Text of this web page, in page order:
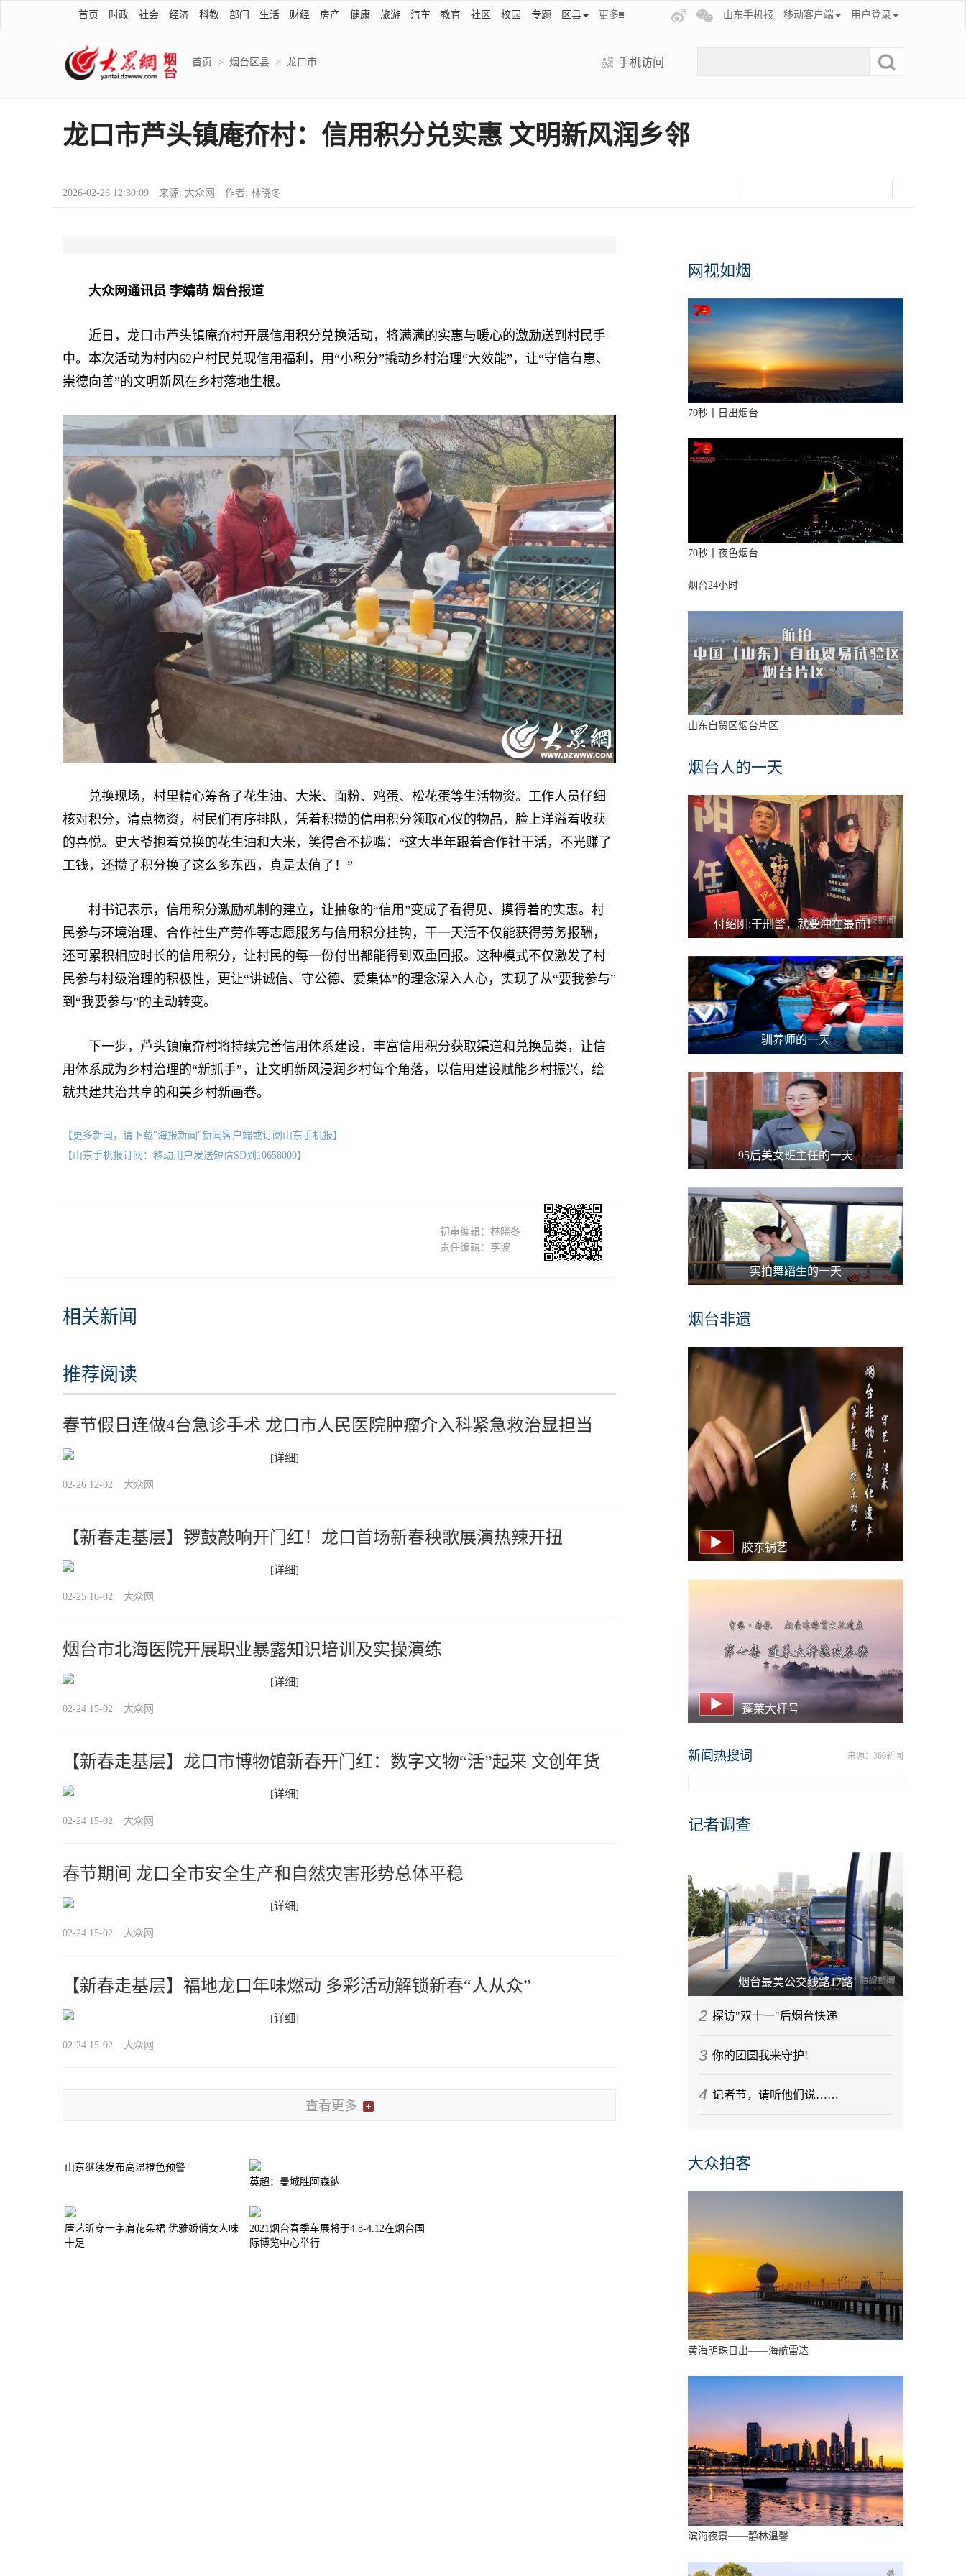
首页 时政 社会 经济 科教 部门 生活 财经 房产 健康 旅游 汽车 教育 社区 校园 专题 区县 更多 山东手机报 移动客户端 用户登录
首页 > 烟台区县 > 龙口市 手机访问
龙口市芦头镇庵夼村：信用积分兑实惠 文明新风润乡邻
2026-02-26 12:30:09 来源: 大众网 作者: 林晓冬
大众网通讯员 李婧萌 烟台报道
近日，龙口市芦头镇庵夼村开展信用积分兑换活动，将满满的实惠与暖心的激励送到村民手
中。本次活动为村内62户村民兑现信用福利，用“小积分”撬动乡村治理“大效能”，让“守信有惠、
崇德向善”的文明新风在乡村落地生根。
兑换现场，村里精心筹备了花生油、大米、面粉、鸡蛋、松花蛋等生活物资。工作人员仔细
核对积分，清点物资，村民们有序排队，凭着积攒的信用积分领取心仪的物品，脸上洋溢着收获
的喜悦。史大爷抱着兑换的花生油和大米，笑得合不拢嘴：“这大半年跟着合作社干活，不光赚了
工钱，还攒了积分换了这么多东西，真是太值了！”
村书记表示，信用积分激励机制的建立，让抽象的“信用”变成了看得见、摸得着的实惠。村
民参与环境治理、合作社生产劳作等志愿服务与信用积分挂钩，干一天活不仅能获得劳务报酬，
还可累积相应时长的信用积分，让村民的每一份付出都能得到双重回报。这种模式不仅激发了村
民参与村级治理的积极性，更让“讲诚信、守公德、爱集体”的理念深入人心，实现了从“要我参与”
到“我要参与”的主动转变。
下一步，芦头镇庵夼村将持续完善信用体系建设，丰富信用积分获取渠道和兑换品类，让信
用体系成为乡村治理的“新抓手”，让文明新风浸润乡村每个角落，以信用建设赋能乡村振兴，绘
就共建共治共享的和美乡村新画卷。
【更多新闻，请下载"海报新闻"新闻客户端或订阅山东手机报】
【山东手机报订阅：移动用户发送短信SD到10658000】
初审编辑：林晓冬
责任编辑：李波
相关新闻
推荐阅读
春节假日连做4台急诊手术 龙口市人民医院肿瘤介入科紧急救治显担当
[详细]
02-26 12-02 大众网
【新春走基层】锣鼓敲响开门红！龙口首场新春秧歌展演热辣开扭
[详细]
02-25 16-02 大众网
烟台市北海医院开展职业暴露知识培训及实操演练
[详细]
02-24 15-02 大众网
【新春走基层】龙口市博物馆新春开门红：数字文物“活”起来 文创年货
“火”起来
[详细]
02-24 15-02 大众网
春节期间 龙口全市安全生产和自然灾害形势总体平稳
[详细]
02-24 15-02 大众网
【新春走基层】福地龙口年味燃动 多彩活动解锁新春“人从众”
[详细]
02-24 15-02 大众网
查看更多
山东继续发布高温橙色预警
英超：曼城胜阿森纳
唐艺昕穿一字肩花朵裙 优雅娇俏女人味
十足
2021烟台春季车展将于4.8-4.12在烟台国
际博览中心举行
网视如烟
70秒丨日出烟台
70秒丨夜色烟台
烟台24小时
山东自贸区烟台片区
烟台人的一天
付绍刚:干刑警，就要冲在最前！
驯养师的一天
95后美女班主任的一天
实拍舞蹈生的一天
烟台非遗
胶东锔艺
蓬莱大杆号
新闻热搜词 来源：360新闻
记者调查
烟台最美公交线路17路
2 探访"双十一"后烟台快递
3 你的团圆我来守护!
4 记者节，请听他们说……
大众拍客
黄海明珠日出——海航雷达
滨海夜景——静林温馨